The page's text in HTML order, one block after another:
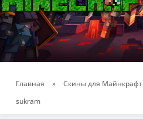
Главная » Скины для Майнкрафт
sukram